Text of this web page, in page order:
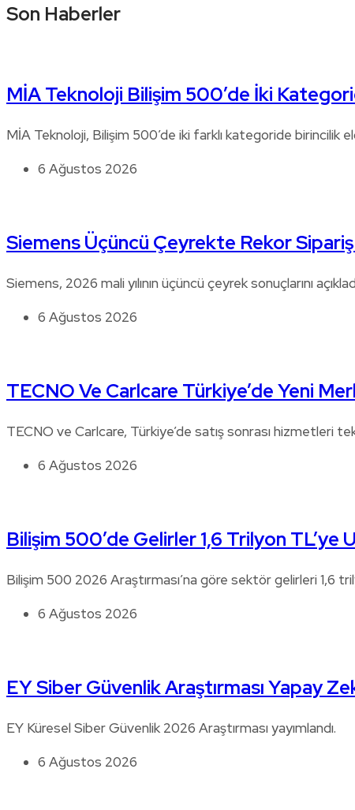
Son Haberler
MİA Teknoloji Bilişim 500’de İki
MİA Teknoloji, Bilişim 500’de iki farklı kategoride birincilik
6 Ağustos 2026
Siemens Üçüncü Çeyrekte Rekor Sipariş
Siemens, 2026 mali yılının üçüncü çeyrek sonuçlarını
6 Ağustos 2026
TECNO Ve Carlcare Türkiye’de Yeni
TECNO ve Carlcare, Türkiye’de satış sonrası hizmetleri
6 Ağustos 2026
Bilişim 500’de Gelirler 1,6 Trilyon TL’ye
Bilişim 500 2026 Araştırması’na göre sektör gelirleri 1,6
6 Ağustos 2026
EY Siber Güvenlik Araştırması Yapay
EY Küresel Siber Güvenlik 2026 Araştırması yayımlandı.
6 Ağustos 2026